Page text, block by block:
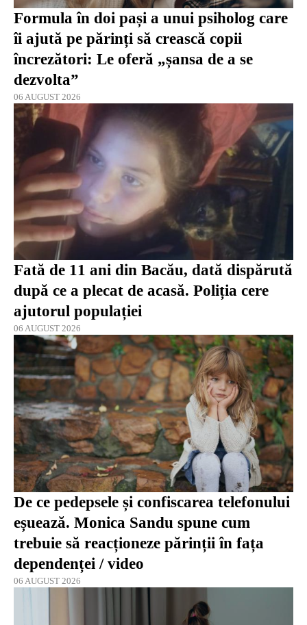
Formula în doi pași a unui psiholog care
îi ajută pe părinți să crească copii
încrezători: Le oferă „șansa de a se
dezvolta”
06 AUGUST 2026
Fată de 11 ani din Bacău, dată dispărută
după ce a plecat de acasă. Poliția cere
ajutorul populației
06 AUGUST 2026
De ce pedepsele și confiscarea telefonului
eșuează. Monica Sandu spune cum
trebuie să reacționeze părinții în fața
dependenței / video
06 AUGUST 2026